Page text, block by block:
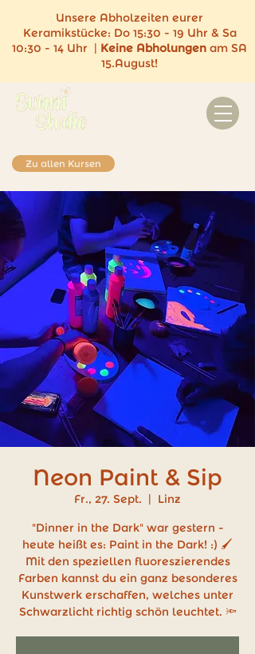
Unsere Abholzeiten eurer
Keramikstücke: Do 15:30 - 19 Uhr & Sa
10:30 - 14 Uhr | Keine Abholungen am SA
15.August!
Zu allen Kursen
Neon Paint & Sip
Fr., 27. Sept.
  |
Linz
"Dinner in the Dark" war gestern -
heute heißt es: Paint in the Dark! :) 🖌️
Mit den speziellen fluoreszierendes
Farben kannst du ein ganz besonderes
Kunstwerk erschaffen, welches unter
Schwarzlicht richtig schön leuchtet. 🔦